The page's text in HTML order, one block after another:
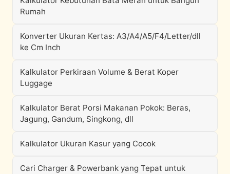
Rumah
Konverter Ukuran Kertas: A3/A4/A5/F4/Letter/dll
ke Cm Inch
Kalkulator Perkiraan Volume & Berat Koper
Luggage
Kalkulator Berat Porsi Makanan Pokok: Beras,
Jagung, Gandum, Singkong, dll
Kalkulator Ukuran Kasur yang Cocok
Cari Charger & Powerbank yang Tepat untuk